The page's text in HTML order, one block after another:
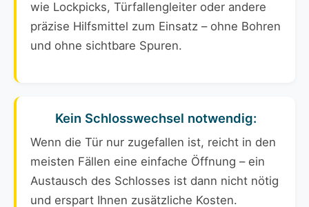
wie Lockpicks, Türfallengleiter oder andere
präzise Hilfsmittel zum Einsatz – ohne Bohren
und ohne sichtbare Spuren.
Kein Schlosswechsel notwendig:
Wenn die Tür nur zugefallen ist, reicht in den
meisten Fällen eine einfache Öffnung – ein
Austausch des Schlosses ist dann nicht nötig
und erspart Ihnen zusätzliche Kosten.